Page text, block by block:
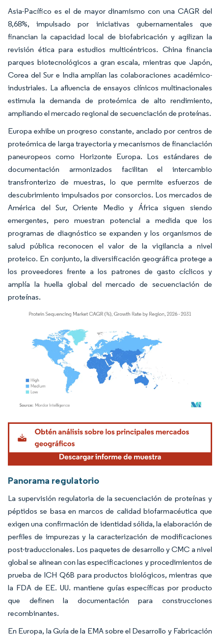
Asia-Pacífico es el de mayor dinamismo con una CAGR del
8,68%, impulsado por iniciativas gubernamentales que
financian la capacidad local de biofabricación y agilizan la
revisión ética para estudios multicéntricos. China financia
parques biotecnológicos a gran escala, mientras que Japón,
Corea del Sur e India amplían las colaboraciones académico-
industriales. La afluencia de ensayos clínicos multinacionales
estimula la demanda de proteómica de alto rendimiento,
ampliando el mercado regional de secuenciación de proteínas.
Europa exhibe un progreso constante, anclado por centros de
proteómica de larga trayectoria y mecanismos de financiación
paneuropeos como Horizonte Europa. Los estándares de
documentación armonizados facilitan el intercambio
transfronterizo de muestras, lo que permite esfuerzos de
descubrimiento impulsados por consorcios. Los mercados de
América del Sur, Oriente Medio y África siguen siendo
emergentes, pero muestran potencial a medida que los
programas de diagnóstico se expanden y los organismos de
salud pública reconocen el valor de la vigilancia a nivel
proteico. En conjunto, la diversificación geográfica protege a
los proveedores frente a los patrones de gasto cíclicos y
amplía la huella global del mercado de secuenciación de
proteínas.
Imagen © Mordor Intelligence. El uso requiere atribución según CC BY 4.0.
Panorama regulatorio
La supervisión regulatoria de la secuenciación de proteínas y
péptidos se basa en marcos de calidad biofarmacéutica que
exigen una confirmación de identidad sólida, la elaboración de
perfiles de impurezas y la caracterización de modificaciones
post-traduccionales. Los paquetes de desarrollo y CMC a nivel
global se alinean con las especificaciones y procedimientos de
prueba de ICH Q6B para productos biológicos, mientras que
la FDA de EE. UU. mantiene guías específicas por producto
que definen la documentación para construcciones
recombinantes.
En Europa, la Guía de la EMA sobre el Desarrollo y Fabricación